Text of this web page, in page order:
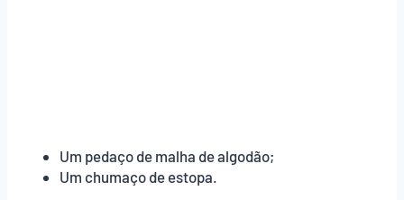
Um pedaço de malha de algodão;
Um chumaço de estopa.